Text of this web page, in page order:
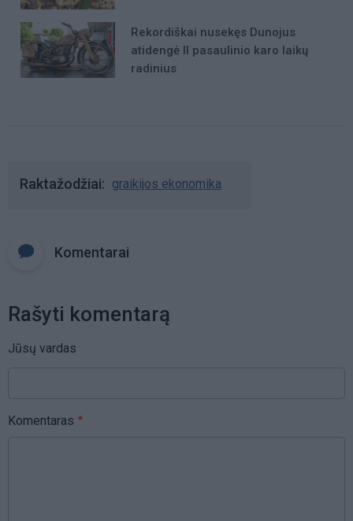
Rekordiškai nusekęs Dunojus
atidengė II pasaulinio karo laikų
radinius
Raktažodžiai graikijos ekonomika
Komentarai
Rašyti komentarą
Jūsų vardas
Komentaras